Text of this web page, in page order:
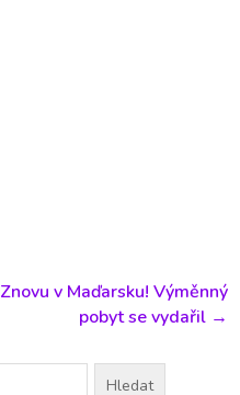
Znovu v Maďarsku! Výměnný
pobyt se vydařil→